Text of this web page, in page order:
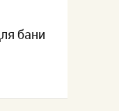
бани